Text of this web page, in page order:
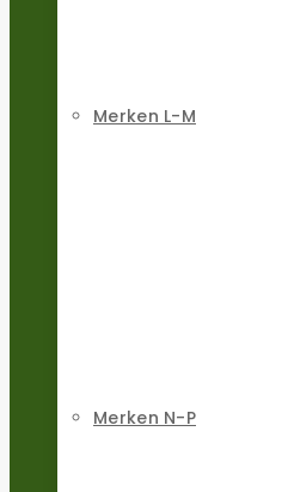
Merken L-M
Merken N-P